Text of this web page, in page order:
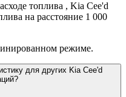
топлива , Kia Cee'd
на расстояние 1 000
режиме.
для других Kia Cee'd